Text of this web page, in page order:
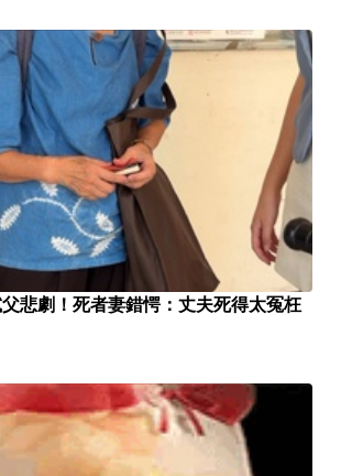
悲劇！死者妻錯愕：丈夫死得太冤枉